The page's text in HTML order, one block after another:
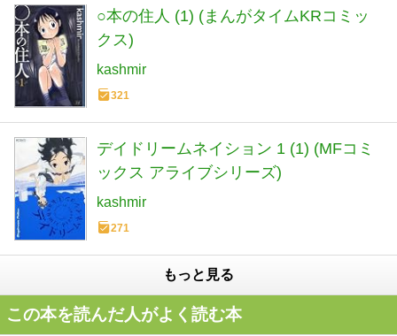
○本の住人 (1) (まんがタイムKRコミッ
クス)
kashmir
321
デイドリームネイション 1 (1) (MFコミ
ックス アライブシリーズ)
kashmir
271
もっと見る
この本を読んだ人がよく読む本